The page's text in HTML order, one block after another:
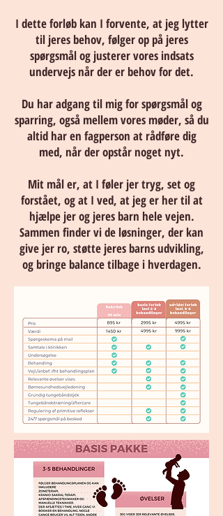
I dette forløb kan I forvente, at jeg lytter
til jeres behov, følger op på jeres
spørgsmål og justerer vores indsats
undervejs når der er behov for det.
Du har adgang til mig for spørgsmål og
sparring, også mellem vores møder, så du
altid har en fagperson at rådføre dig
med, når der opstår noget nyt.
Mit mål er, at I føler jer tryg, set og
forstået, og at I ved, at jeg er her til at
hjælpe jer og jeres barn hele vejen.
Sammen finder vi de løsninger, der kan
give jer ro, støtte jeres barns udvikling,
og bringe balance tilbage i hverdagen.